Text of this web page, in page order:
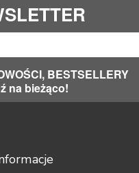
BESTSELLERY
na bieżąco!